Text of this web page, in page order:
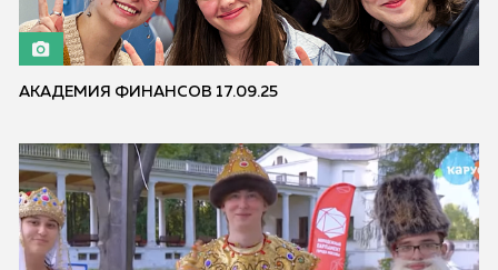
АКАДЕМИЯ ФИНАНСОВ 17.09.25